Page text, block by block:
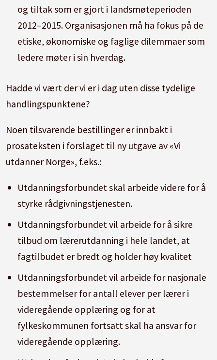
og tiltak som er gjort i landsmøteperioden
2012–2015. Organisasjonen må ha fokus på de
etiske, økonomiske og faglige dilemmaer som
ledere møter i sin hverdag.
Hadde vi vært der vi er i dag uten disse tydelige
handlingspunktene?
Noen tilsvarende bestillinger er innbakt i
prosateksten i forslaget til ny utgave av «Vi
utdanner Norge», f.eks.:
Utdanningsforbundet skal arbeide videre for å
styrke rådgivningstjenesten.
Utdanningsforbundet vil arbeide for å sikre
tilbud om lærerutdanning i hele landet, at
fagtilbudet er bredt og holder høy kvalitet
Utdanningsforbundet vil arbeide for nasjonale
bestemmelser for antall elever per lærer i
videregående opplæring og for at
fylkeskommunen fortsatt skal ha ansvar for
videregående opplæring.